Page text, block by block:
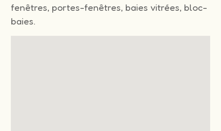
fenêtres, portes-fenêtres, baies vitrées, bloc-
baies.